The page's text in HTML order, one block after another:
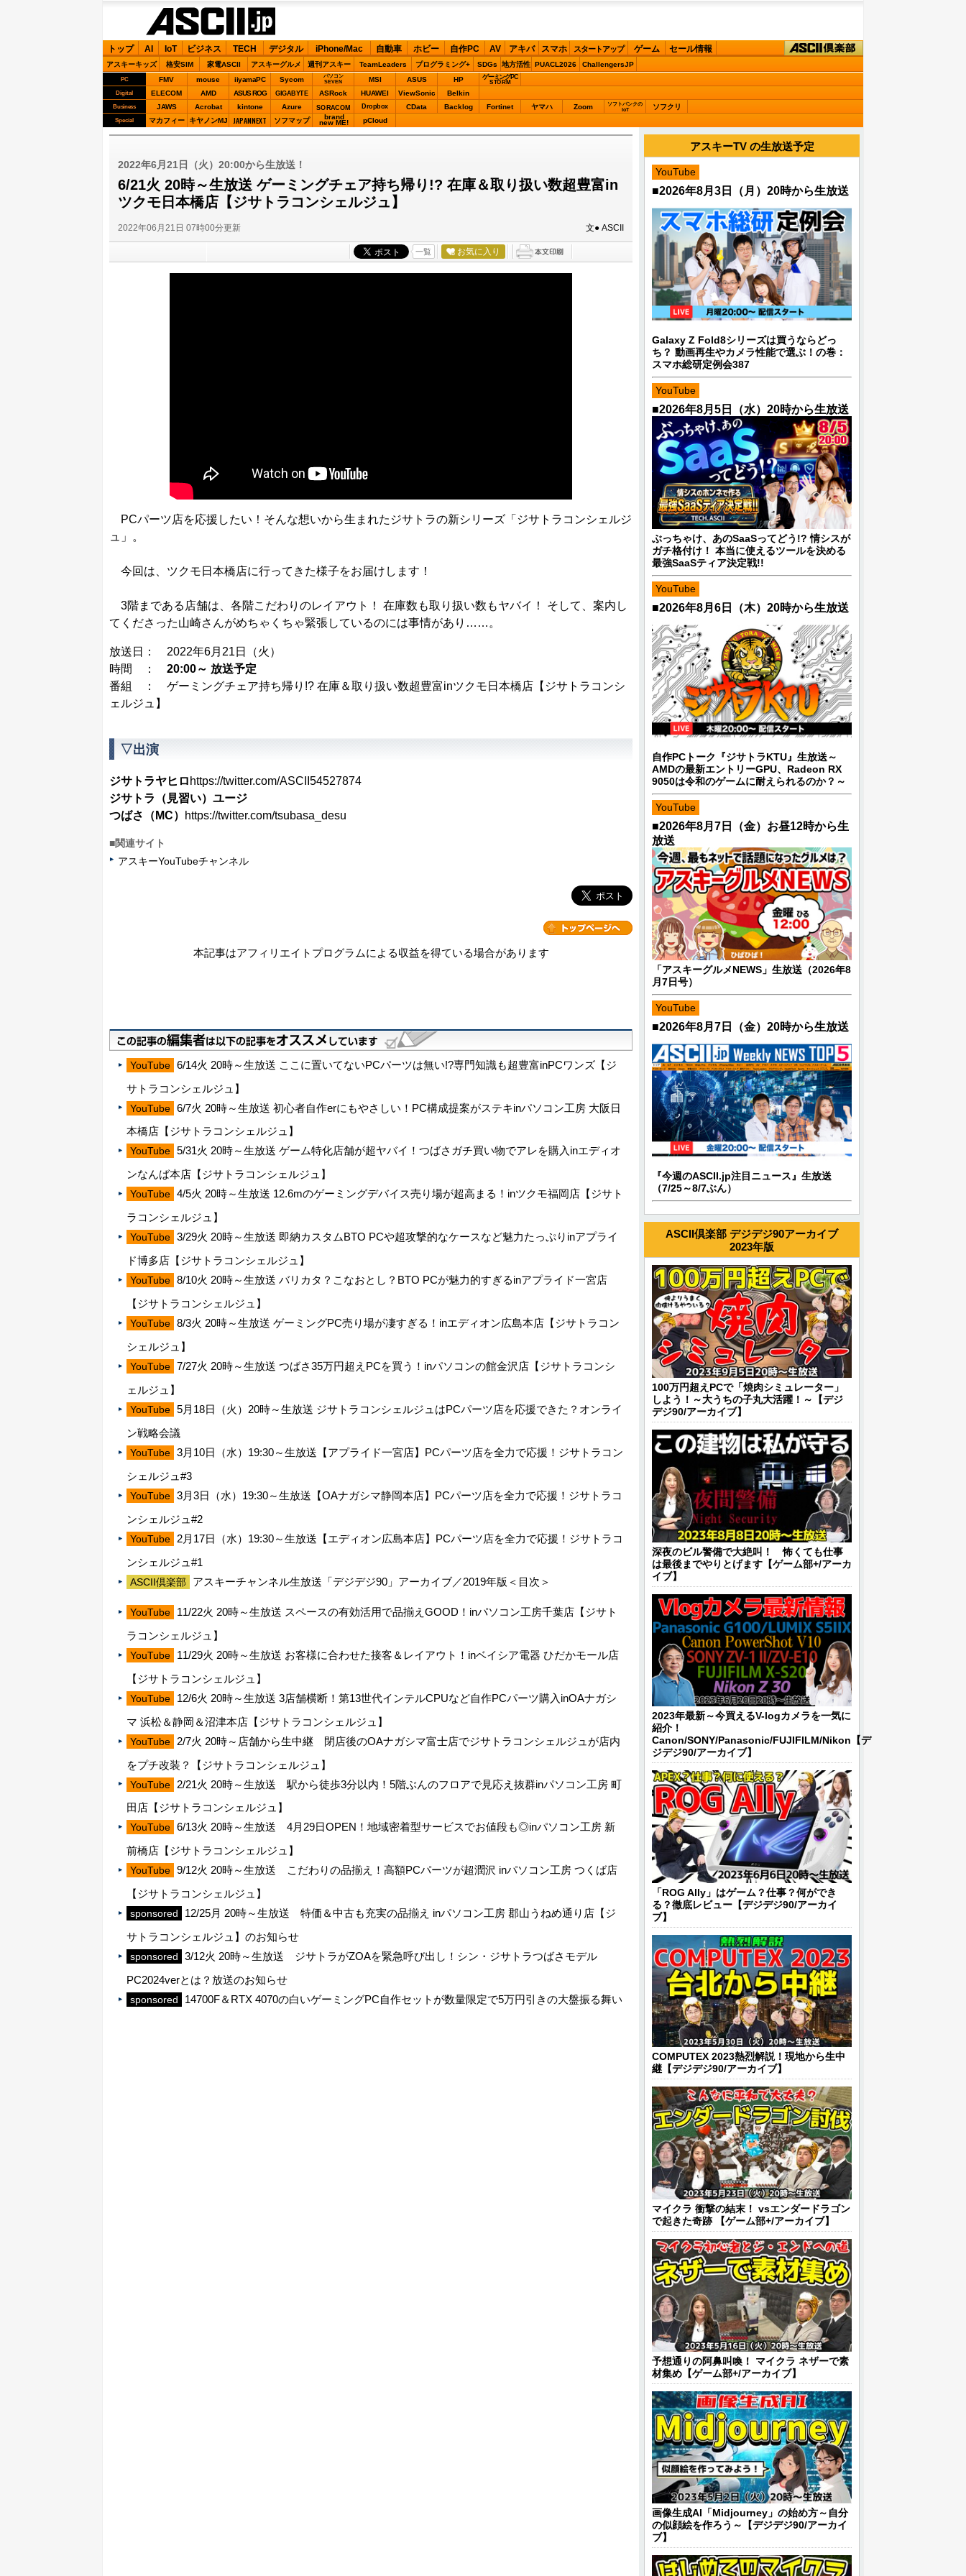
ASCII.jp
トップ AI IoT ビジネス TECH デジタル iPhone/Mac 自動車 ホビー 自作PC AV アキバ スマホ スタートアップ ゲーム セール情報
アスキーキッズ 格安SIM 家電ASCII アスキーグルメ 週刊アスキー TeamLeaders プログラミング+ SDGs 地方活性 PUACL2026 ChallengersJP
PC FMV mouse iiyamaPC Sycom
パソコン
SEVEN
MSI ASUS HP ゲーミングPC
STORM
Digital ELECOM AMD ASUS ROG GIGABYTE ASRock HUAWEI ViewSonic Belkin
Business JAWS Acrobat kintone Azure SORACOM Dropbox CData Backlog Fortinet ヤマハ Zoom
ソフトバンクの
IoT
ソフクリ
Special マカフィー キヤノンMJ JAPANNEXT ソフマップ brand
new ME! pCloud
2022年6月21日（火）20:00から生放送！
6/21火 20時～生放送 ゲーミングチェア持ち帰り!? 在庫＆取り扱い数超豊富in
ツクモ日本橋店【ジサトラコンシェルジュ】
2022年06月21日 07時00分更新 文● ASCII
一覧 お気に入り
PCパーツ店を応援したい！そんな想いから生まれたジサトラの新シリーズ「ジサトラコンシェルジ
ュ」。
今回は、ツクモ日本橋店に行ってきた様子をお届けします！
3階まである店舗は、各階こだわりのレイアウト！ 在庫数も取り扱い数もヤバイ！ そして、案内し
てくださった山崎さんがめちゃくちゃ緊張しているのには事情があり……。
放送日： 2022年6月21日（火）
時間 ： 20:00～ 放送予定
番組 ： ゲーミングチェア持ち帰り!? 在庫＆取り扱い数超豊富inツクモ日本橋店【ジサトラコンシ
ェルジュ】
▽出演
ジサトラヤヒロ https://twitter.com/ASCII54527874
ジサトラ（見習い）ユージ
つばさ（MC）
https://twitter.com/tsubasa_desu
■関連サイト
アスキーYouTubeチャンネル
本記事はアフィリエイトプログラムによる収益を得ている場合があります
YouTube 6/14火 20時～生放送 ここに置いてないPCパーツは無い!?専門知識も超豊富inPCワンズ【ジ
サトラコンシェルジュ】
YouTube 6/7火 20時～生放送 初心者自作erにもやさしい！PC構成提案がステキinパソコン工房 大阪日
本橋店【ジサトラコンシェルジュ】
YouTube 5/31火 20時～生放送 ゲーム特化店舗が超ヤバイ！つばさガチ買い物でアレを購入inエディオ
ンなんば本店【ジサトラコンシェルジュ】
YouTube 4/5火 20時～生放送 12.6mのゲーミングデバイス売り場が超高まる！inツクモ福岡店【ジサト
ラコンシェルジュ】
YouTube 3/29火 20時～生放送 即納カスタムBTO PCや超攻撃的なケースなど魅力たっぷりinアプライ
ド博多店【ジサトラコンシェルジュ】
YouTube 8/10火 20時～生放送 バリカタ？こなおとし？BTO PCが魅力的すぎるinアプライド一宮店
【ジサトラコンシェルジュ】
YouTube 8/3火 20時～生放送 ゲーミングPC売り場が凄すぎる！inエディオン広島本店【ジサトラコン
シェルジュ】
YouTube 7/27火 20時～生放送 つばさ35万円超えPCを買う！inパソコンの館金沢店【ジサトラコンシ
ェルジュ】
YouTube 5月18日（火）20時～生放送 ジサトラコンシェルジュはPCパーツ店を応援できた？オンライ
ン戦略会議
YouTube 3月10日（水）19:30～生放送【アプライド一宮店】PCパーツ店を全力で応援！ジサトラコン
シェルジュ#3
YouTube 3月3日（水）19:30～生放送【OAナガシマ静岡本店】PCパーツ店を全力で応援！ジサトラコ
ンシェルジュ#2
YouTube
2月17日（水）19:30～生放送【エディオン広島本店】PCパーツ店を全力で応援！ジサトラコ
ンシェルジュ#1
ASCII倶楽部 アスキーチャンネル生放送「デジデジ90」アーカイブ／2019年版＜目次＞
YouTube
11/22火 20時～生放送 スペースの有効活用で品揃えGOOD！inパソコン工房千葉店【ジサト
ラコンシェルジュ】
YouTube
11/29火 20時～生放送 お客様に合わせた接客＆レイアウト！inベイシア電器 ひだかモール店
【ジサトラコンシェルジュ】
YouTube
12/6火 20時～生放送 3店舗横断！第13世代インテルCPUなど自作PCパーツ購入inOAナガシ
マ 浜松＆静岡＆沼津本店【ジサトラコンシェルジュ】
YouTube
2/7火 20時～店舗から生中継 閉店後のOAナガシマ富士店でジサトラコンシェルジュが店内
をプチ改装？【ジサトラコンシェルジュ】
YouTube
2/21火 20時～生放送 駅から徒歩3分以内！5階ぶんのフロアで見応え抜群inパソコン工房 町
田店【ジサトラコンシェルジュ】
YouTube 6/13火 20時～生放送 4月29日OPEN！地域密着型サービスでお値段も◎inパソコン工房 新
前橋店【ジサトラコンシェルジュ】
YouTube 9/12火 20時～生放送 こだわりの品揃え！高額PCパーツが超潤沢 inパソコン工房 つくば店
【ジサトラコンシェルジュ】
sponsored
12/25月 20時～生放送 特価＆中古も充実の品揃え inパソコン工房 郡山うねめ通り店【ジ
サトラコンシェルジュ】のお知らせ
sponsored
3/12火 20時～生放送 ジサトラがZOAを緊急呼び出し！シン・ジサトラつばさモデル
PC2024verとは？放送のお知らせ
sponsored 14700F＆RTX 4070の白いゲーミングPC自作セットが数量限定で5万円引きの大盤振る舞い
アスキーTV の生放送予定
YouTube
■2026年8月3日（月）20時から生放送
Galaxy Z Fold8シリーズは買うならどっ
ち？ 動画再生やカメラ性能で選ぶ！の巻：
スマホ総研定例会387
YouTube
■2026年8月5日（水）20時から生放送
ぶっちゃけ、あのSaaSってどう!? 情シスが
ガチ格付け！ 本当に使えるツールを決める
最強SaaSティア決定戦!!
YouTube
■2026年8月6日（木）20時から生放送
自作PCトーク『ジサトラKTU』生放送～
AMDの最新エントリーGPU、Radeon RX
9050は令和のゲームに耐えられるのか？～
YouTube
■2026年8月7日（金）お昼12時から生
放送
「アスキーグルメNEWS」生放送（2026年8
月7日号）
YouTube
■2026年8月7日（金）20時から生放送
『今週のASCII.jp注目ニュース』生放送
（7/25～8/7ぶん）
ASCII倶楽部 デジデジ90アーカイブ
2023年版
100万円超えPCで「焼肉シミュレーター」
しよう！～大うちの子丸大活躍！～【デジ
デジ90/アーカイブ】
深夜のビル警備で大絶叫！ 怖くても仕事
は最後までやりとげます【ゲーム部+/アーカ
イブ】
2023年最新～今買えるV-logカメラを一気に
紹介！
Canon/SONY/Panasonic/FUJIFILM/Nikon【デ
ジデジ90/アーカイブ】
「ROG Ally」はゲーム？仕事？何ができ
る？徹底レビュー【デジデジ90/アーカイ
ブ】
COMPUTEX 2023熱烈解説！現地から生中
継【デジデジ90/アーカイブ】
マイクラ 衝撃の結末！ vsエンダードラゴン
で起きた奇跡 【ゲーム部+/アーカイブ】
予想通りの阿鼻叫喚！ マイクラ ネザーで素
材集め【ゲーム部+/アーカイブ】
画像生成AI「Midjourney」の始め方～自分
の似顔絵を作ろう～【デジデジ90/アーカイ
ブ】